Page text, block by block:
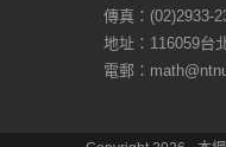
傳真：(02)2933-
地址：116059台
電郵：